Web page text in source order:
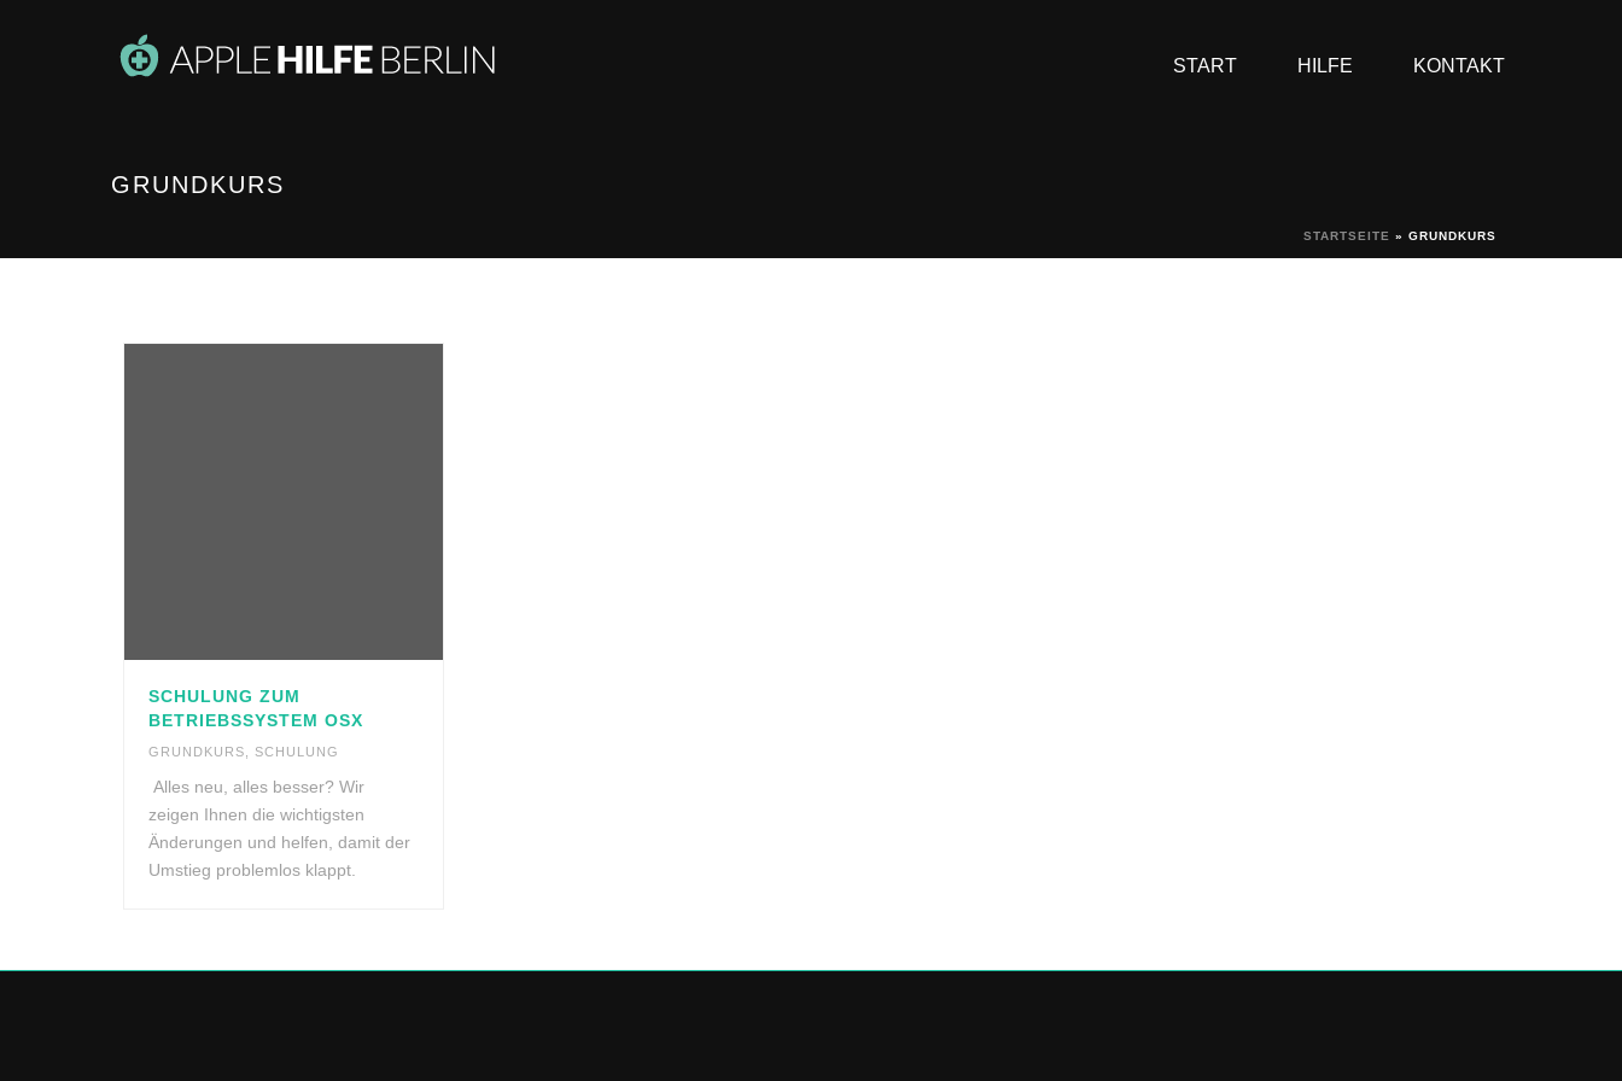
START HILFE KONTAKT
GRUNDKURS
STARTSEITE » GRUNDKURS
SCHULUNG ZUM
BETRIEBSSYSTEM OSX
GRUNDKURS SCHULUNG
Alles neu, alles besser? Wir
zeigen Ihnen die wichtigsten
Änderungen und helfen, damit der
Umstieg problemlos klappt.